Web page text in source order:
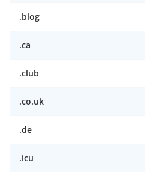
.blog
.ca
.club
.co.uk
.de
.icu